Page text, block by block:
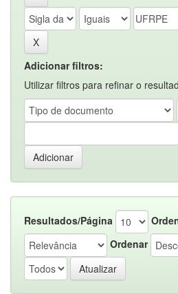
Adicionar filtros:
Utilizar filtros para refinar o
Resultados/Página
Ordenar